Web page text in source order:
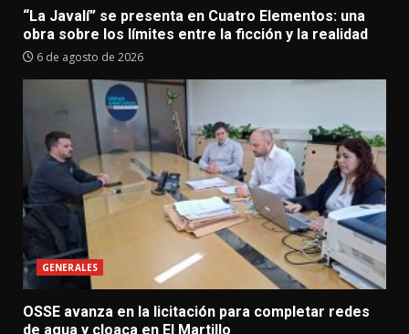
“La Javalí” se presenta en Cuatro Elementos: una
obra sobre los límites entre la ficción y la realidad
6 de agosto de 2026
GENERALES
OSSE avanza en la licitación para completar redes
de agua y cloaca en El Martillo